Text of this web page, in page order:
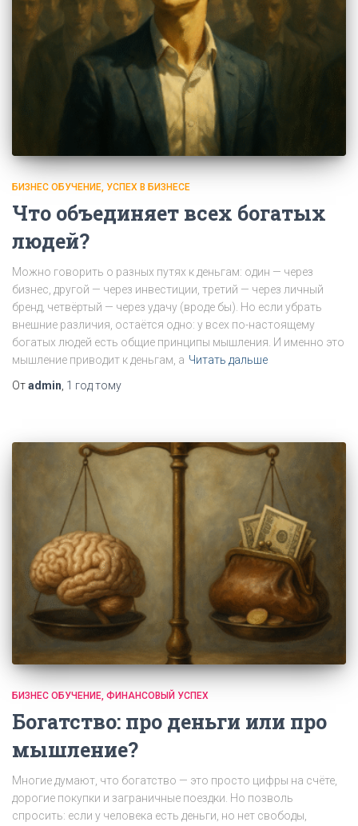
БИЗНЕС ОБУЧЕНИЕ УСПЕХ В БИЗНЕСЕ
Что объединяет всех богатых
людей?
Можно говорить о разных путях к деньгам: один — через
бизнес, другой — через инвестиции, третий — через личный
бренд, четвёртый — через удачу (вроде бы). Но если убрать
внешние различия, остаётся одно: у всех по-настоящему
богатых людей есть общие принципы мышления. И именно это
мышление приводит к деньгам, а Читать дальше
Отadmin 1 годтому
БИЗНЕС ОБУЧЕНИЕ ФИНАНСОВЫЙ УСПЕХ
Богатство: про деньги или про
мышление?
Многие думают, что богатство — это просто цифры на счёте,
дорогие покупки и заграничные поездки. Но позволь
спросить: если у человека есть деньги, но нет свободы,